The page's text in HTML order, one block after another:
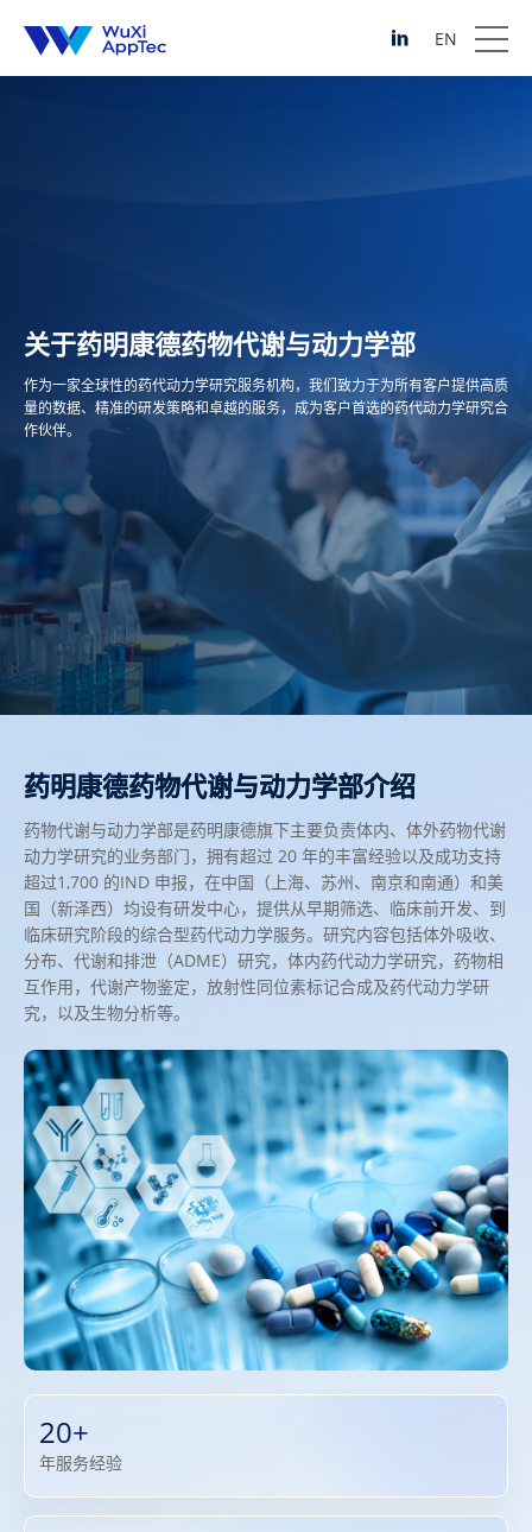
EN
关于药明康德药物代谢与动力学部
作为一家全球性的药代动力学研究服务机构，我们致力于为所有客户提供高质
量的数据、精准的研发策略和卓越的服务，成为客户首选的药代动力学研究合
作伙伴。
药明康德药物代谢与动力学部介绍
药物代谢与动力学部是药明康德旗下主要负责体内、体外药物代谢
动力学研究的业务部门，拥有超过 20 年的丰富经验以及成功支持
超过1,700 的IND 申报，在中国（上海、苏州、南京和南通）和美
国（新泽西）均设有研发中心，提供从早期筛选、临床前开发、到
临床研究阶段的综合型药代动力学服务。研究内容包括体外吸收、
分布、代谢和排泄（ADME）研究，体内药代动力学研究，药物相
互作用，代谢产物鉴定，放射性同位素标记合成及药代动力学研
究，以及生物分析等。
20+
年服务经验